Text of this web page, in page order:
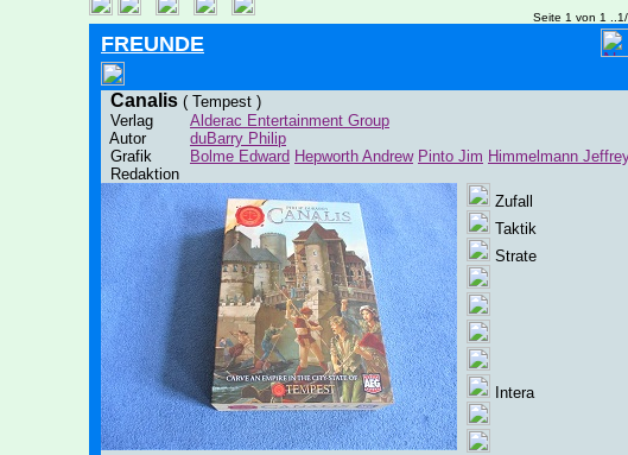
Seite 1 von 1
FREUNDE
Canalis ( Tempest )
Verlag
Alderac Entertainment Group
Autor
duBarry Philip
Grafik
Bolme Edward Hepworth Andrew Pinto Jim Himmelmann
Redaktion
Zufall
Taktik
Strate
Intera